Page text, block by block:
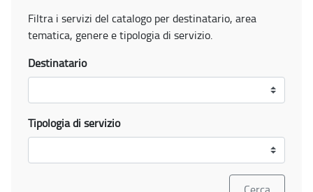
Filtra i servizi del catalogo per destinatario, area
tematica, genere e tipologia di servizio.
Destinatario
Tipologia di servizio